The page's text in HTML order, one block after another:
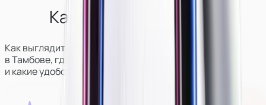
Как выглядит студия?
Как выглядит студия вебкам-моделей
вТамбове, где она находится
и какие удобства для девушек там есть.